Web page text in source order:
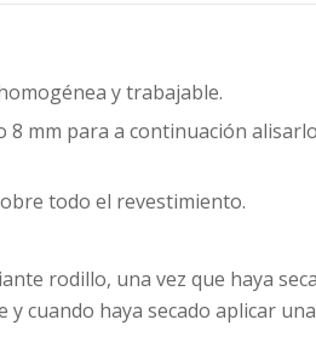
y trabajable.
mm para a continuación
todo el revestimiento.
rodillo, una vez que haya
cuando haya secado aplicar